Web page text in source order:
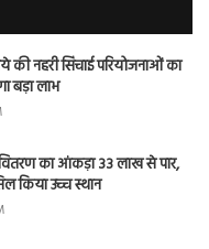
की नहरी सिंचाई परियोजनाओं का
बड़ा लाभ
का आंकड़ा 33 लाख से पार,
किया उच्च स्थान